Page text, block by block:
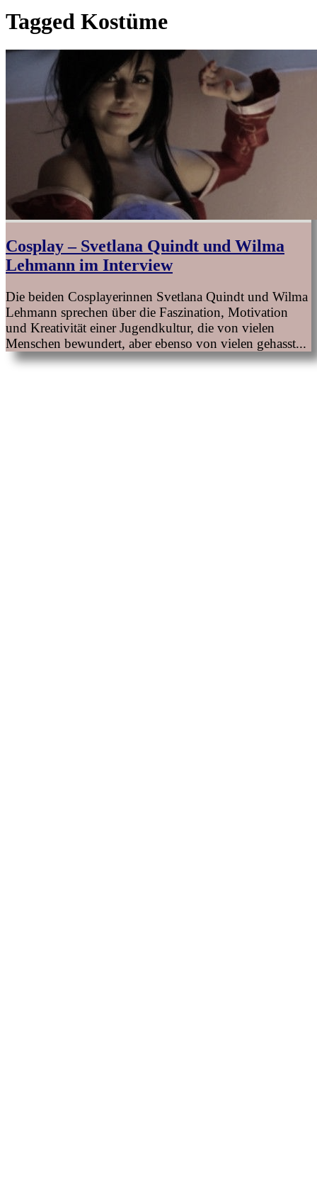
Tagged Kostüme
Cosplay – Svetlana Quindt und Wilma
Lehmann im Interview
Die beiden Cosplayerinnen Svetlana Quindt und Wilma
Lehmann sprechen über die Faszination, Motivation
und Kreativität einer Jugendkultur, die von vielen
Menschen bewundert, aber ebenso von vielen gehasst...